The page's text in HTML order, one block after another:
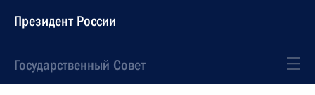
Президент России
Государственный Совет